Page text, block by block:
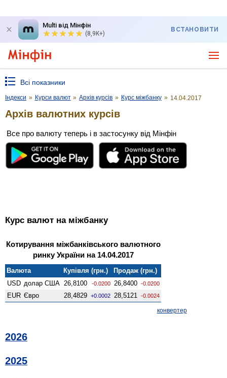
Multi від Мінфін
(8,9K+)
ВСТАНОВИТИ
Всі показники
Індекси » Курси валют » Архів курсів » Курс міжбанку » 14.04.2017
Архів валютних курсів
Все про валюту теперь і в застосунку від Мінфін
Курс валют на міжбанку
Котирування міжбанківського валютного
ринку України на 14.04.2017
Валюта Купівля (грн.)
Продаж (грн.)
USD долар США 26,8100 -0.0200 26,8400 -0.0200
EUR Євро 28,4829 +0.0002 28,5121 -0.0024
конвертер
2026
2025